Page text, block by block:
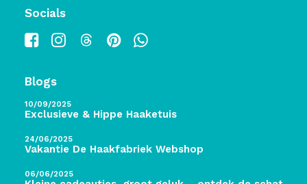
Socials
Blogs
10/09/2025
Exclusieve & Hippe Haaketuis
24/06/2025
Vakantie De Haakfabriek Webshop
06/06/2025